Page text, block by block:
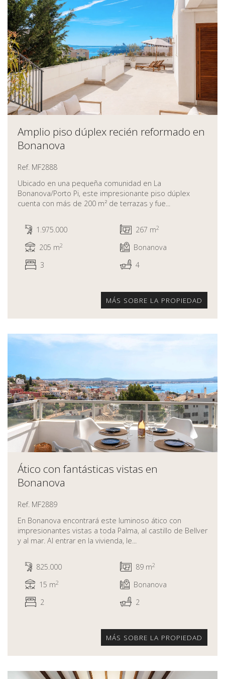
Amplio piso dúplex recién reformado en
Bonanova
Ref. MF2888
Ubicado en una pequeña comunidad en La
Bonanova/Porto Pi, este impresionante piso dúplex
cuenta con más de 200 m² de terrazas y fue...
1.975.000 267 m2
205 m2
Bonanova
3
4
MÁS SOBRE LA PROPIEDAD
Ático con fantásticas vistas en
Bonanova
Ref. MF2889
En Bonanova encontrará este luminoso ático con
impresionantes vistas a toda Palma, al castillo de Bellver
y al mar. Al entrar en la vivienda, le...
825.000 89 m2
15 m2
Bonanova
2
2
MÁS SOBRE LA PROPIEDAD